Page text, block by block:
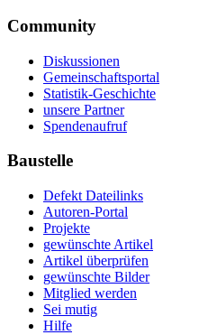
Community
Diskussionen
Gemeinschaftsportal
Statistik-Geschichte
unsere Partner
Spendenaufruf
Baustelle
Defekt Dateilinks
Autoren-Portal
Projekte
gewünschte Artikel
Artikel überprüfen
gewünschte Bilder
Mitglied werden
Sei mutig
Hilfe